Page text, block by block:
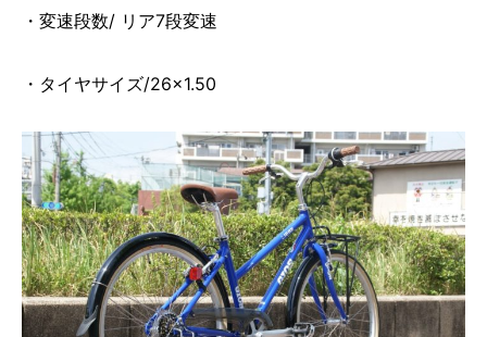
・変速段数/ リア7段変速
・タイヤサイズ/26×1.50